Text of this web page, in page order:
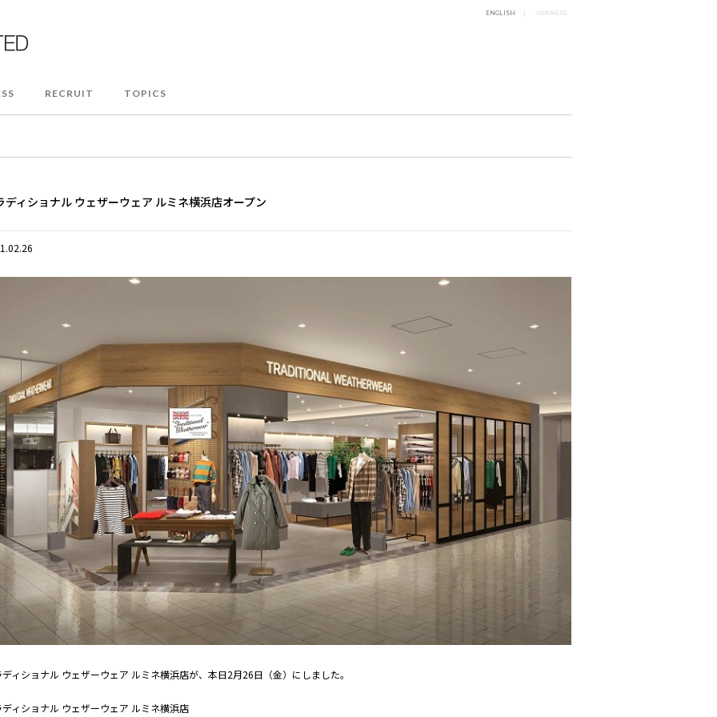
RECRUIT TOPICS
ENGLISH JAPANESE
ディショナル ウェザーウェア ルミネ横浜店オープン
ィショナル ウェザーウェア ルミネ横浜店が、本日2月26日（金）にしました。
ディショナル ウェザーウェア ルミネ横浜店